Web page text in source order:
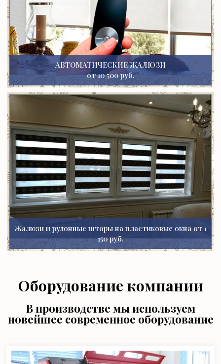
АВТОМАТИЧЕСКИЕ ЖАЛЮЗИ
от 10 500 руб.
Жалюзи и рулонные шторы на пластиковые окна от 1
150 руб.
Оборудование компании
В производстве мы используем
новейшее современное оборудование